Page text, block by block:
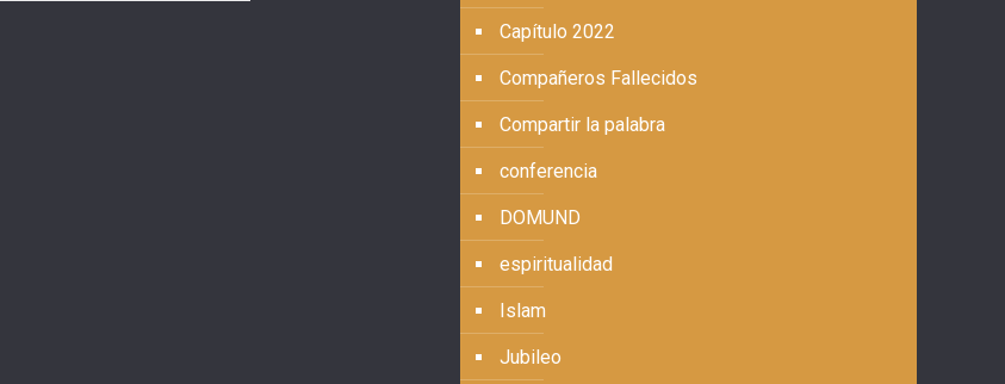
Capítulo 2022
Compañeros Fallecidos
Compartir la palabra
conferencia
DOMUND
espiritualidad
Islam
Jubileo